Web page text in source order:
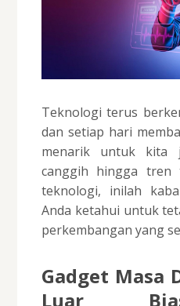
Teknologi terus
dan setiap hari
menarik untuk kita
canggih hingga tren
teknologi, inilah
Anda ketahui untuk
perkembangan yang
Gadget Masa
Luar